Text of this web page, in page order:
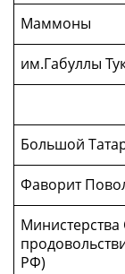
Маммоны
им.Габуллы
Большой
Фаворит
Министерства
РФ)